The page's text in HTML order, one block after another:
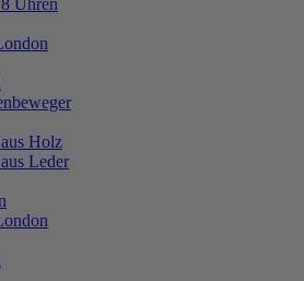
Uhren
Holz
Leder